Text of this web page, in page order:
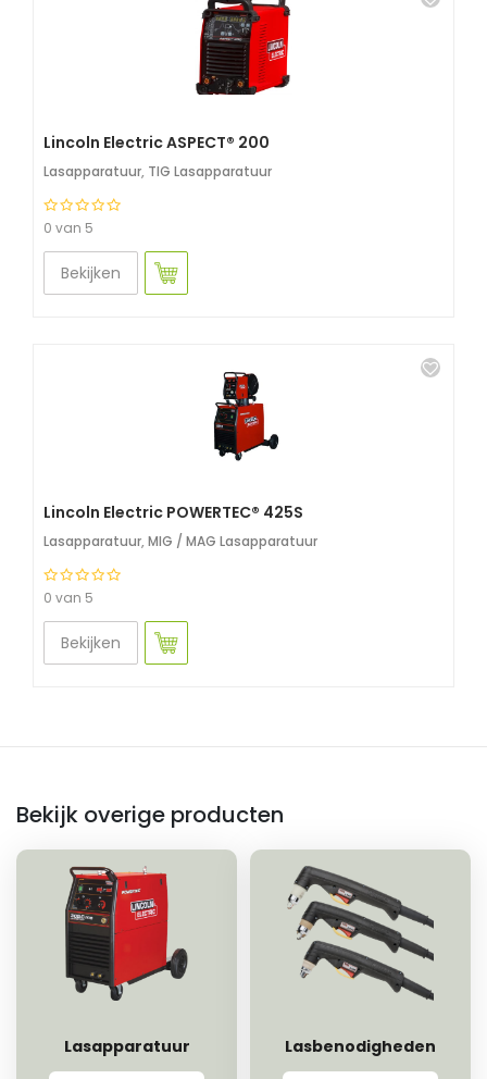
Lincoln Electric ASPECT® 200
Lasapparatuur, TIG Lasapparatuur
0 van 5
Bekijken
Lincoln Electric POWERTEC® 425S
Lasapparatuur, MIG / MAG Lasapparatuur
0 van 5
Bekijken
Bekijk overige producten
Lasapparatuur Lasbenodigheden